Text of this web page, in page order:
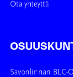
Ota yhteyttä
Savonlinnan BLC-